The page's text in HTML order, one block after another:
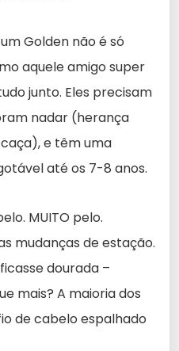
Golden não é só
aquele amigo super
junto. Eles precisam
nadar (herança
e têm uma
até os 7-8 anos.
MUITO pelo.
mudanças de estação.
dourada –
mais? A maioria dos
de cabelo espalhado